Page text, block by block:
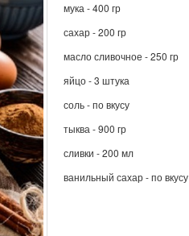
мука - 400 гр
сахар - 200 гр
масло сливочное - 250 гр
яйцо - 3 штука
соль - по вкусу
тыква - 900 гр
сливки - 200 мл
ванильный сахар - по вкусу